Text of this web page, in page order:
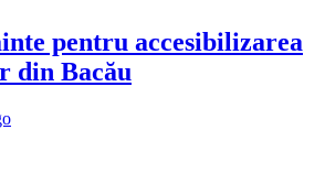
pentru accesibilizarea
din Bacău